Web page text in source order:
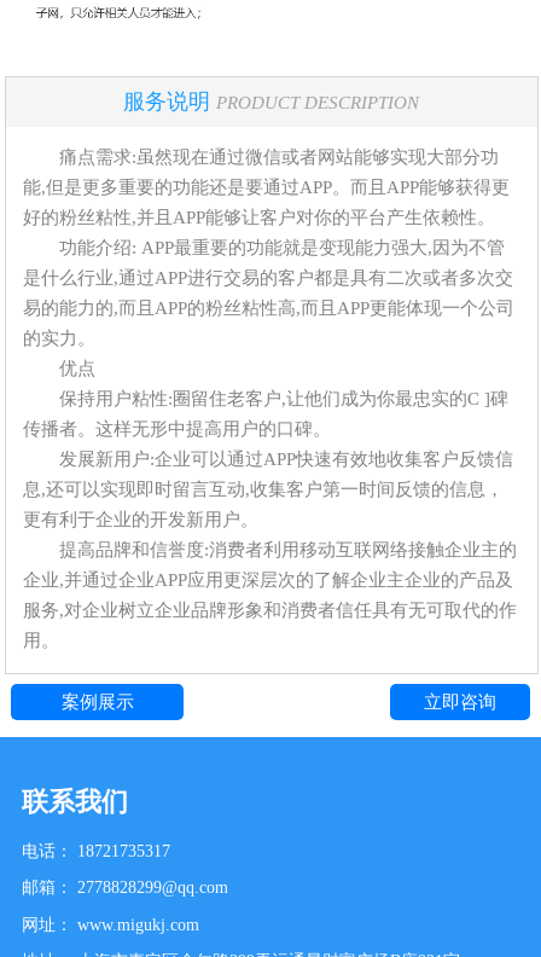
服务说明PRODUCT DESCRIPTION
痛点需求:虽然现在通过微信或者网站能够实现大部分功
能,但是更多重要的功能还是要通过APP。而且APP能够获得更
好的粉丝粘性,并且APP能够让客户对你的平台产生依赖性。
功能介绍: APP最重要的功能就是变现能力强大,因为不管
是什么行业,通过APP进行交易的客户都是具有二次或者多次交
易的能力的,而且APP的粉丝粘性高,而且APP更能体现一个公司
的实力。
优点
保持用户粘性:圈留住老客户,让他们成为你最忠实的C ]碑
传播者。这样无形中提高用户的口碑。
发展新用户:企业可以通过APP快速有效地收集客户反馈信
息,还可以实现即时留言互动,收集客户第一时间反馈的信息，
更有利于企业的开发新用户。
提高品牌和信誉度:消费者利用移动互联网络接触企业主的
企业,并通过企业APP应用更深层次的了解企业主企业的产品及
服务,对企业树立企业品牌形象和消费者信任具有无可取代的作
用。
案例展示 立即咨询
联系我们
电话： 18721735317
邮箱： 2778828299@qq.com
网址： www.migukj.com